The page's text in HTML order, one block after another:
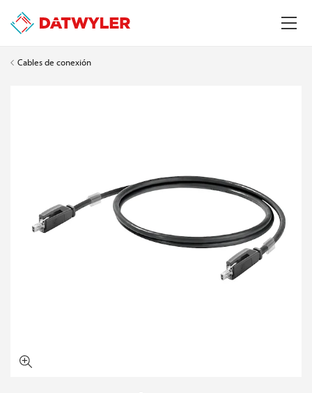
Cables de conexión